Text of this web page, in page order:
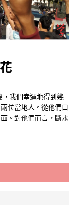
，我們幸運地得到幾
位當地人。從他們口
。對他們而言，斷水